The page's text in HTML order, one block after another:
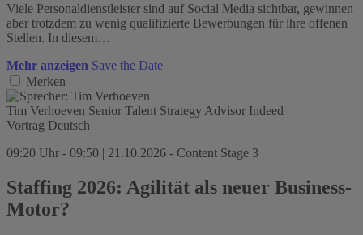
Viele Personaldienstleister sind auf Social Media sichtbar, gewinnen
aber trotzdem zu wenig qualifizierte Bewerbungen für ihre offenen
Stellen. In diesem…
Mehr anzeigen Save the Date
Merken
Tim Verhoeven Senior Talent Strategy Advisor Indeed
Vortrag Deutsch
09:20 Uhr - 09:50 | 21.10.2026 - Content Stage 3
Staffing 2026: Agilität als neuer Business-
Motor?